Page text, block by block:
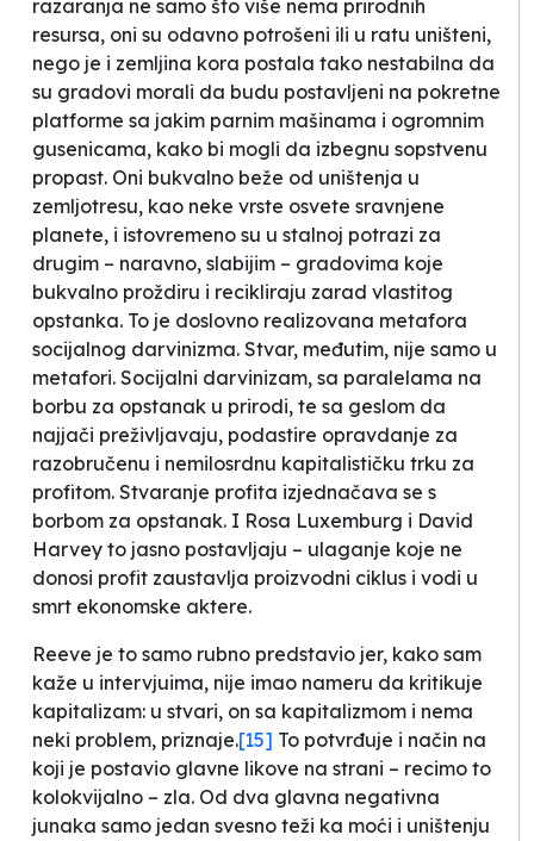
razaranja ne samo što više nema prirodnih
resursa, oni su odavno potrošeni ili u ratu uništeni,
nego je i zemljina kora postala tako nestabilna da
su gradovi morali da budu postavljeni na pokretne
platforme sa jakim parnim mašinama i ogromnim
gusenicama, kako bi mogli da izbegnu sopstvenu
propast. Oni bukvalno beže od uništenja u
zemljotresu, kao neke vrste osvete sravnjene
planete, i istovremeno su u stalnoj potrazi za
drugim – naravno, slabijim – gradovima koje
bukvalno proždiru i recikliraju zarad vlastitog
opstanka. To je doslovno realizovana metafora
socijalnog darvinizma. Stvar, međutim, nije samo u
metafori. Socijalni darvinizam, sa paralelama na
borbu za opstanak u prirodi, te sa geslom da
najjači preživljavaju, podastire opravdanje za
razobručenu i nemilosrdnu kapitalističku trku za
profitom. Stvaranje profita izjednačava se s
borbom za opstanak. I Rosa Luxemburg i David
Harvey to jasno postavljaju – ulaganje koje ne
donosi profit zaustavlja proizvodni ciklus i vodi u
smrt ekonomske aktere.
Reeve je to samo rubno predstavio jer, kako sam
kaže u intervjuima, nije imao nameru da kritikuje
kapitalizam: u stvari, on sa kapitalizmom i nema
neki problem, priznaje.[15] To potvrđuje i način na
koji je postavio glavne likove na strani – recimo to
kolokvijalno – zla. Od dva glavna negativna
junaka samo jedan svesno teži ka moći i uništenju